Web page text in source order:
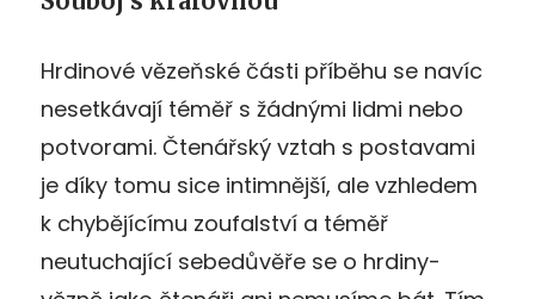
Hrdinové vězeňské části příběhu se navíc
nesetkávají téměř s žádnými lidmi nebo
potvorami. Čtenářský vztah s postavami
je díky tomu sice intimnější, ale vzhledem
k chybějícímu zoufalství a téměř
neutuchající sebedůvěře se o hrdiny-